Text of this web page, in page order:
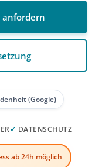
anfordern
(Google)
✓ DATENSCHUTZ
ab 24h möglich